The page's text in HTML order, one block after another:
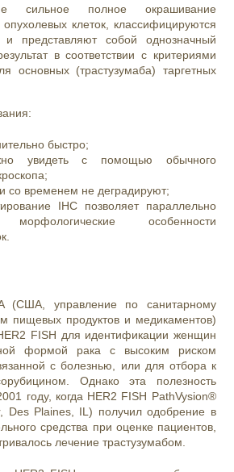
сильное полное окрашивание
клеток, классифицируются
представляют собой однозначный
в соответствии с критериями
основных (трастузумаба) таргетных
быстро;
увидеть с помощью обычного
со временем не деградируют;
IHC позволяет параллельно
морфологические особенности
(США, управление по санитарному
пищевых продуктов и медикаментов)
FISH для идентификации женщин
формой рака с высоким риском
с болезнью, или для отбора к
Однако эта полезность
году, когда HER2 FISH PathVysion®
Des Plaines, IL) получил одобрение в
средства при оценке пациентов,
лечение трастузумабом.